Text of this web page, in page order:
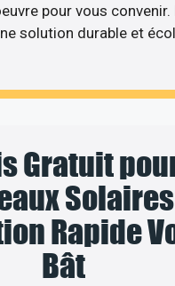
pour vous convenir.
solution durable et
Gratuit
Rapide
Bât